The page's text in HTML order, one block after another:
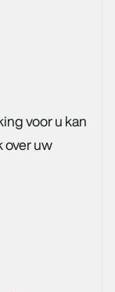
voor u kan
over uw